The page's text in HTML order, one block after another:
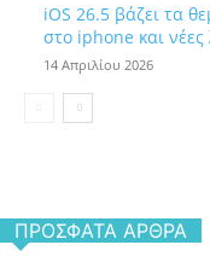
iOS 26.5 βάζει τα
στο iphone και νέες
14 Απριλίου 2026
ΠΡΌΣΦΑΤΑ ΆΡΘΡΑ